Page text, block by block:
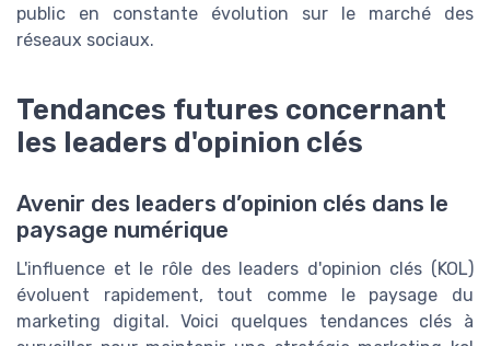
public en constante évolution sur le marché des
réseaux sociaux.
Tendances futures concernant
les leaders d'opinion clés
Avenir des leaders d’opinion clés dans le
paysage numérique
L'influence et le rôle des leaders d'opinion clés (KOL)
évoluent rapidement, tout comme le paysage du
marketing digital. Voici quelques tendances clés à